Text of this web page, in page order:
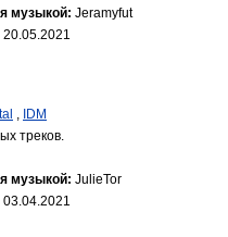
музыкой: Jeramyfut
20.05.2021
, IDM
треков.
музыкой: JulieTor
03.04.2021